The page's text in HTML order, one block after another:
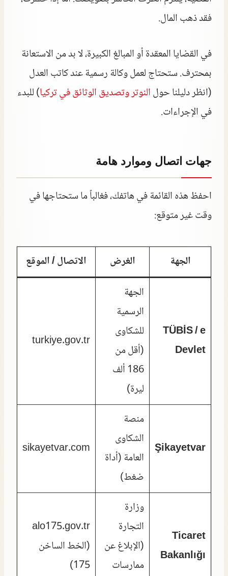
فقد ذهب المال.
في القضايا المعقدة أو المبالغ الكبيرة، لا بد من الاستعانة
بمحترف. ستحتاج لعمل وكالة رسمية عند كاتب العدل
(انظر دليلنا حولالنوتر وتصديق الوثائق في تركيا) للبدء
في الإجراءات.
جهات اتصال وموارد هامة
احفظ هذه القائمة في هاتفك، فغالباً ما ستحتاجها في
وقت غير متوقع:
الجهة الغرض الاتصال / الموقع
TÜBİS / e
Devlet
الجهة
الرسمية
للشكاوى
(أقل من
186 ألف
ليرة)
turkiye.gov.tr
Şikayetvar
منصة
الشكاوى
العامة (أداة
ضغط)
sikayetvar.com
Ticaret
Bakanlığı
وزارة
التجارة
(الإبلاغ عن
ممارسات
alo175.gov.tr
(الخط الساخن
175)